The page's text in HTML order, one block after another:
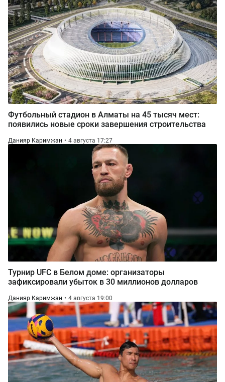
Футбольный стадион в Алматы на 45 тысяч мест:
появились новые сроки завершения строительства
Данияр Каримжан 4 августа 17:27
Турнир UFC в Белом доме: организаторы
зафиксировали убыток в 30 миллионов долларов
Данияр Каримжан 4 августа 19:00